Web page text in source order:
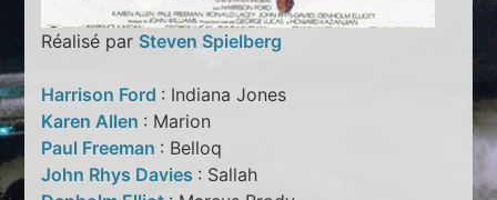
Réalisé par Steven Spielberg
Harrison Ford : Indiana Jones
Karen Allen : Marion
Paul Freeman : Belloq
John Rhys Davies : Sallah